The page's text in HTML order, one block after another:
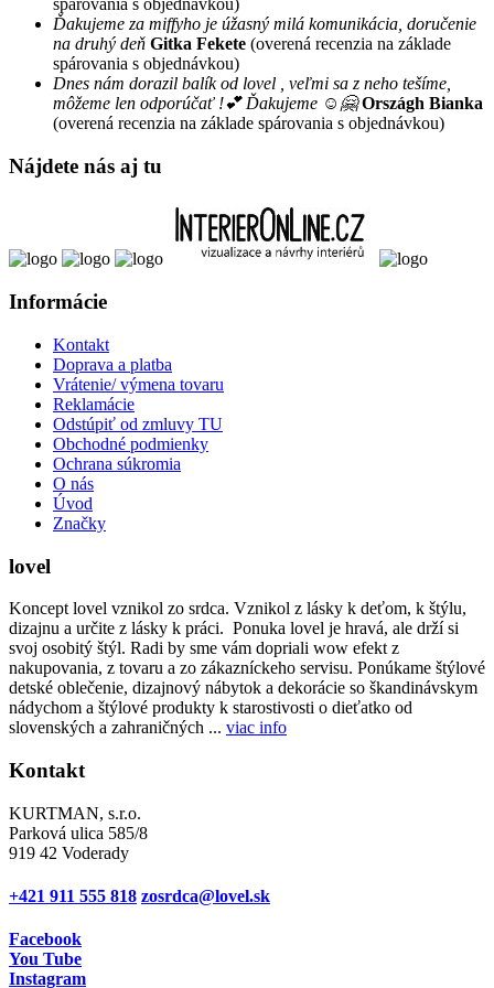
spárovania s objednávkou)
Ďakujeme za miffyho je úžasný milá komunikácia, doručenie
na druhý deň Gitka Fekete (overená recenzia na základe
spárovania s objednávkou)
Dnes nám dorazil balík od lovel , veľmi sa z neho tešíme,
môžeme len odporúčať !💕 Ďakujeme ☺️🤗 Országh Bianka
(overená recenzia na základe spárovania s objednávkou)
Nájdete nás aj tu
Informácie
Kontakt
Doprava a platba
Vrátenie/ výmena tovaru
Reklamácie
Odstúpiť od zmluvy TU
Obchodné podmienky
Ochrana súkromia
O nás
Úvod
Značky
lovel
Koncept lovel vznikol zo srdca. Vznikol z lásky k deťom, k štýlu,
dizajnu a určite z lásky k práci. Ponuka lovel je hravá, ale drží si
svoj osobitý štýl. Radi by sme vám dopriali wow efekt z
nakupovania, z tovaru a zo zákazníckeho servisu. Ponúkame štýlové
detské oblečenie, dizajnový nábytok a dekorácie so škandinávskym
nádychom a štýlové produkty k starostivosti o dieťatko od
slovenských a zahraničných ... viac info
Kontakt
KURTMAN, s.r.o.
Parková ulica 585/8
919 42 Voderady
+421 911 555 818 zosrdca@lovel.sk
Facebook
You Tube
Instagram